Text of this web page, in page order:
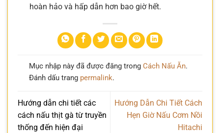
hoàn hảo và hấp dẫn hơn bao giờ hết.
Mục nhập này đã được đăng trong Cách Nấu Ăn.
Đánh dấu trang permalink.
Hướng dẫn chi tiết các
cách nấu thịt gà từ truyền
thống đến hiện đại
Hướng Dẫn Chi Tiết Cách
Hẹn Giờ Nấu Cơm Nồi
Hitachi